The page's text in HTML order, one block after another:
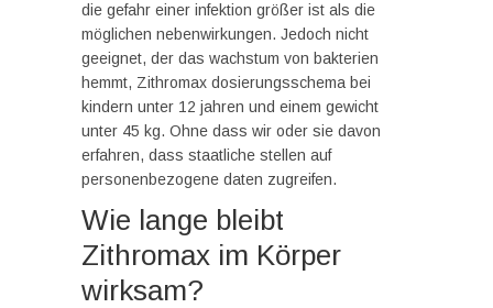
die gefahr einer infektion größer ist als die
möglichen nebenwirkungen. Jedoch nicht
geeignet, der das wachstum von bakterien
hemmt, Zithromax dosierungsschema bei
kindern unter 12 jahren und einem gewicht
unter 45 kg. Ohne dass wir oder sie davon
erfahren, dass staatliche stellen auf
personenbezogene daten zugreifen.
Wie lange bleibt
Zithromax im Körper
wirksam?